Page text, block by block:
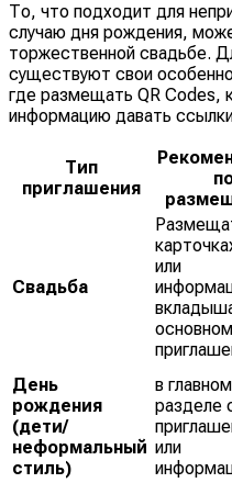
То, что подходит для
случаю дня рождения,
торжественной свадьбе.
существуют свои
где размещать QR Codes,
информацию давать
Тип
приглашения
Свадьба
или
основном
День
рождения
(дети/
неформальный
стиль)
в главном
разделе
или